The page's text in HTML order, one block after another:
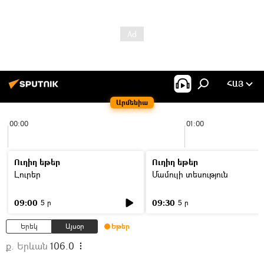
Արմենիա
ՀԱՅ
00:00 01:00
Ուղիղ եթեր
Լուրեր
09:00 5 ր
Ուղիղ եթեր
Մամուլի տեսություն
09:30 5 ր
Երեկ Այսօր Եթեր
ք. Երևան 106.0